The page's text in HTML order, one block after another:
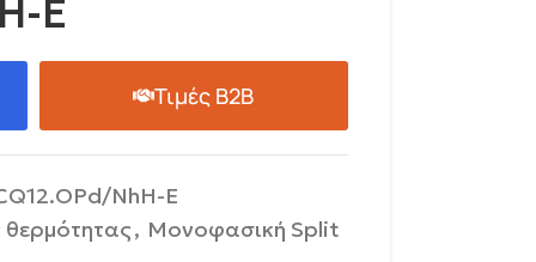
E
Τιμές B2B
NhH-E
θερμότητας, Μονοφασική Split